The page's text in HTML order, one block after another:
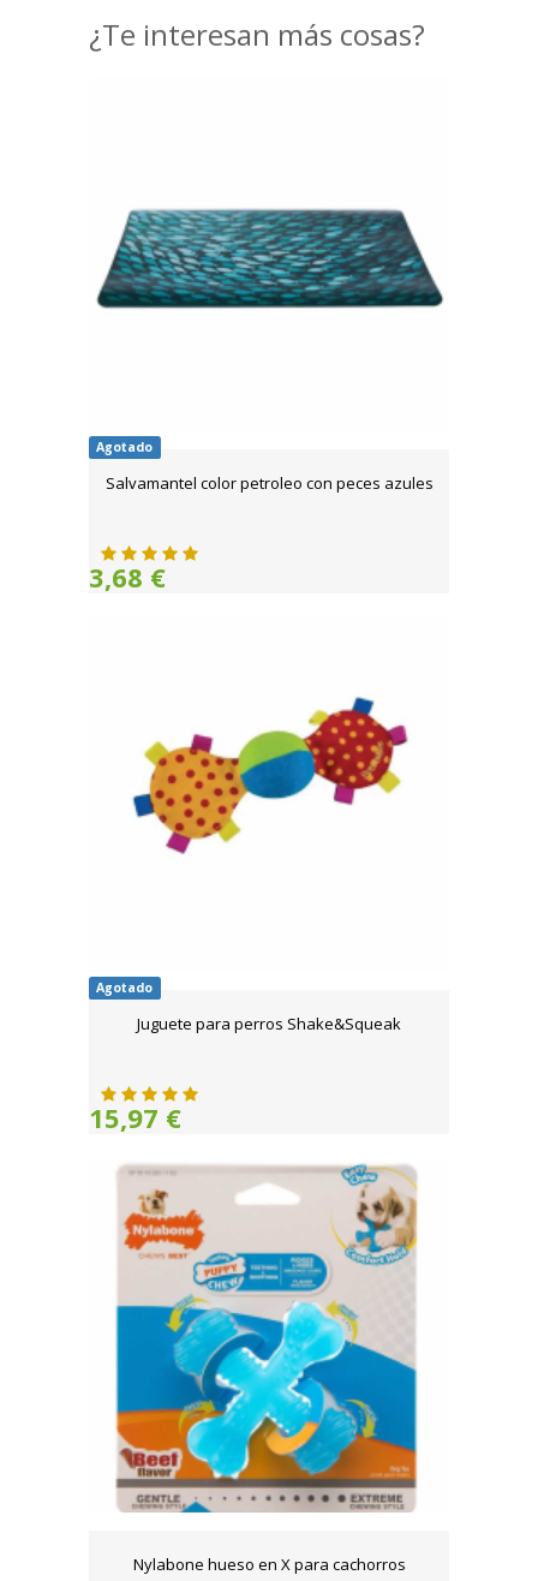
¿Te interesan más cosas?
Agotado
Salvamantel color petroleo con peces azules
3,68 €
Agotado
Juguete para perros Shake&Squeak
15,97 €
Nylabone hueso en X para cachorros